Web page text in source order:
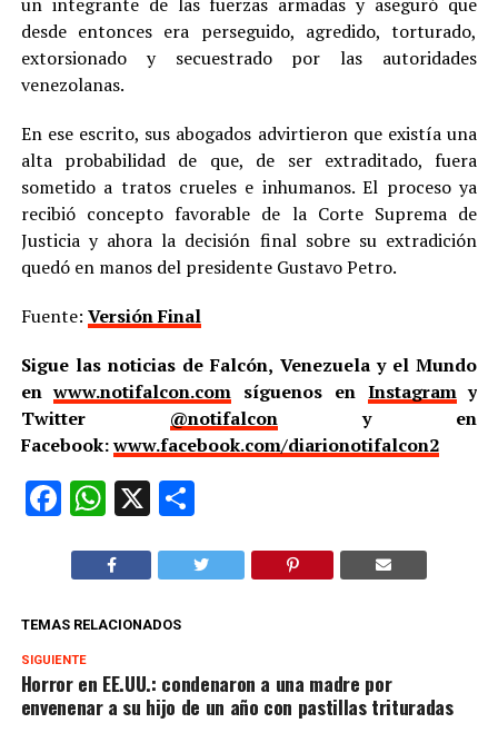
desde entonces era perseguido, agredido, torturado,
extorsionado y secuestrado por las autoridades
venezolanas.
En ese escrito, sus abogados advirtieron que existía una
alta probabilidad de que, de ser extraditado, fuera
sometido a tratos crueles e inhumanos. El proceso ya
recibió concepto favorable de la Corte Suprema de
Justicia y ahora la decisión final sobre su extradición
quedó en manos del presidente Gustavo Petro.
Fuente: Versión Final
Sigue las noticias de Falcón, Venezuela y el Mundo
enwww.notifalcon.com síguenos en Instagramy
Twitter @notifalcony en
Facebook:www.facebook.com/diarionotifalcon2
Facebook
WhatsApp
X Compartir
TEMAS RELACIONADOS
SIGUIENTE
Horror en EE.UU.: condenaron a una madre por
envenenar a su hijo de un año con pastillas trituradas